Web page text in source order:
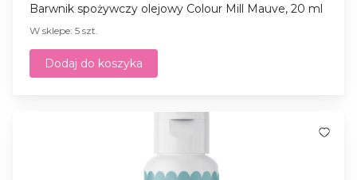
Barwnik spożywczy olejowy Colour Mill Mauve, 20 ml
W sklepe: 5 szt.
Dodaj do koszyka